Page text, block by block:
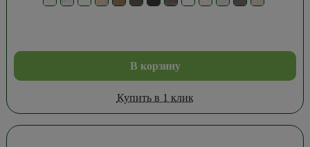
В корзину
Купить в 1 клик